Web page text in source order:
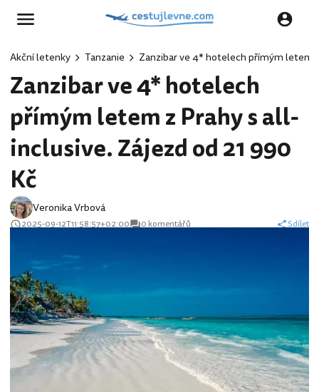
Akční letenky Tanzanie Zanzibar ve 4* hotelech přímým letem
Zanzibar ve 4* hotelech
přímým letem z Prahy s all-
inclusive. Zájezd od 21 990
Kč
Veronika Vrbová
2025-09-12T11:58:57+02:00 0 komentářů Sdílet